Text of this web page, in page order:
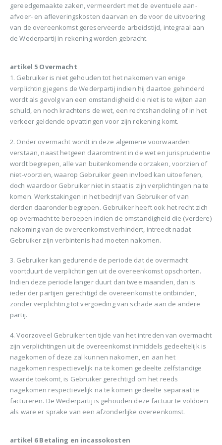
gereedgemaakte zaken, vermeerdert met de eventuele aan-
afvoer- en afleveringskosten daarvan en de voor de uitvoering
van de overeenkomst gereserveerde arbeidstijd, integraal aan
de Wederpartij in rekening worden gebracht.
artikel 5 Overmacht
1. Gebruiker is niet gehouden tot het nakomen van enige
verplichting jegens de Wederpartij indien hij daartoe gehinderd
wordt als gevolg van een omstandigheid die niet is te wijten aan
schuld, en noch krachtens de wet, een rechtshandeling of in het
verkeer geldende opvattingen voor zijn rekening komt.
2. Onder overmacht wordt in deze algemene voorwaarden
verstaan, naast hetgeen daaromtrent in de wet en jurisprudentie
wordt begrepen, alle van buitenkomende oorzaken, voorzien of
niet-voorzien, waarop Gebruiker geen invloed kan uitoefenen,
doch waardoor Gebruiker niet in staat is zijn verplichtingen na te
komen. Werkstakingen in het bedrijf van Gebruiker of van
derden daaronder begrepen. Gebruiker heeft ook het recht zich
op overmacht te beroepen indien de omstandigheid die (verdere)
nakoming van de overeenkomst verhindert, intreedt nadat
Gebruiker zijn verbintenis had moeten nakomen.
3. Gebruiker kan gedurende de periode dat de overmacht
voortduurt de verplichtingen uit de overeenkomst opschorten.
Indien deze periode langer duurt dan twee maanden, dan is
ieder der partijen gerechtigd de overeenkomst te ontbinden,
zonder verplichting tot vergoeding van schade aan de andere
partij.
4. Voorzoveel Gebruiker ten tijde van het intreden van overmacht
zijn verplichtingen uit de overeenkomst inmiddels gedeeltelijk is
nagekomen of deze zal kunnen nakomen, en aan het
nagekomen respectievelijk na te komen gedeelte zelfstandige
waarde toekomt, is Gebruiker gerechtigd om het reeds
nagekomen respectievelijk na te komen gedeelte separaat te
factureren. De Wederpartij is gehouden deze factuur te voldoen
als ware er sprake van een afzonderlijke overeenkomst.
artikel 6 Betaling en incassokosten